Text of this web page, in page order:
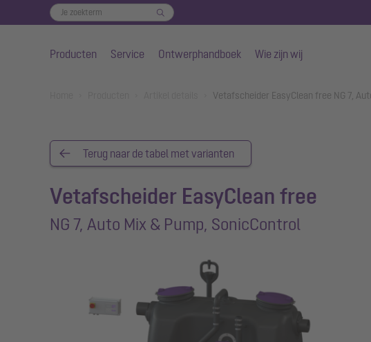
Producten Service Ontwerphandboek Wie zijn wij
Vetafscheider EasyClean free NG 7,
Terug naar de tabel met varianten
Vetafscheider EasyClean free
NG 7, Auto Mix & Pump, SonicControl